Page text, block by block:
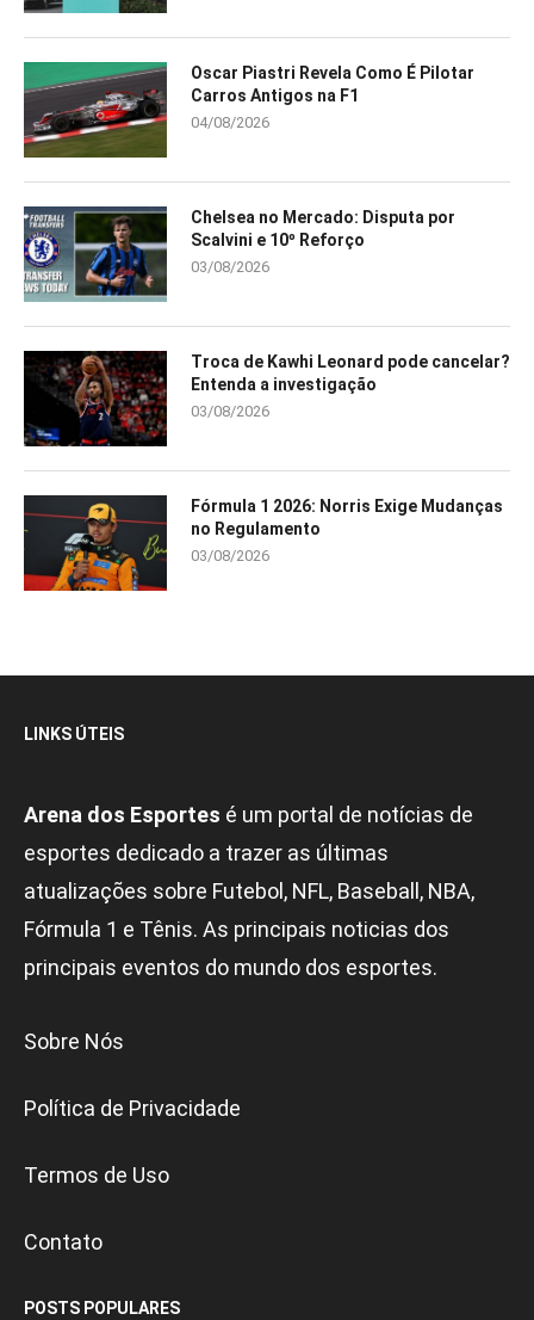
Oscar Piastri Revela Como É Pilotar
Carros Antigos na F1
04/08/2026
Chelsea no Mercado: Disputa por
Scalvini e 10º Reforço
03/08/2026
Troca de Kawhi Leonard pode cancelar?
Entenda a investigação
03/08/2026
Fórmula 1 2026: Norris Exige Mudanças
no Regulamento
03/08/2026
LINKS ÚTEIS
Arena dos Esportes é um portal de notícias de
esportes dedicado a trazer as últimas
atualizações sobre Futebol, NFL, Baseball, NBA,
Fórmula 1 e Tênis. As principais noticias dos
principais eventos do mundo dos esportes.
Sobre Nós
Política de Privacidade
Termos de Uso
Contato
POSTS POPULARES